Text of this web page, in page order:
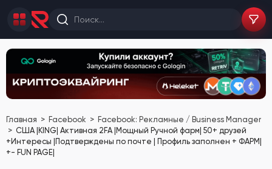
Главная Facebook
Facebook: Рекламные / Business Manager
США |KING| Активная 2FA |Мощный Ручной фарм| 50+ друзей
+Интересы |Подтверждены по почте | Профиль заполнен + ФАРМ|
+- FUN PAGE|